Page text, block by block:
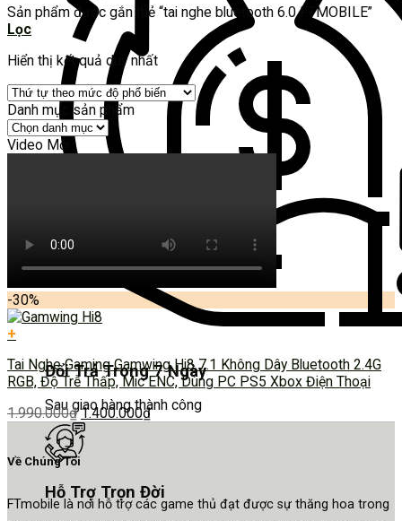
Đổi Trả Trong 7 Ngày
Sau giao hàng thành công
Hỗ Trợ Trọn Đời
Sản phẩm được gắn thẻ “tai nghe bluetooth 6.0 FTMOBILE”
Lọc
Hiển thị kết quả duy nhất
Danh mục sản phẩm
Video Mới
-30%
+
Tai Nghe Gaming Gamwing Hi8 7.1 Không Dây Bluetooth 2.4G
RGB, Độ Trễ Thấp, Mic ENC, Dùng PC PS5 Xbox Điện Thoại
1.990.000₫ 1.400.000₫
Về Chúng Tôi
FTmobile là nơi hỗ trợ các game thủ đạt được sự thăng hoa trong